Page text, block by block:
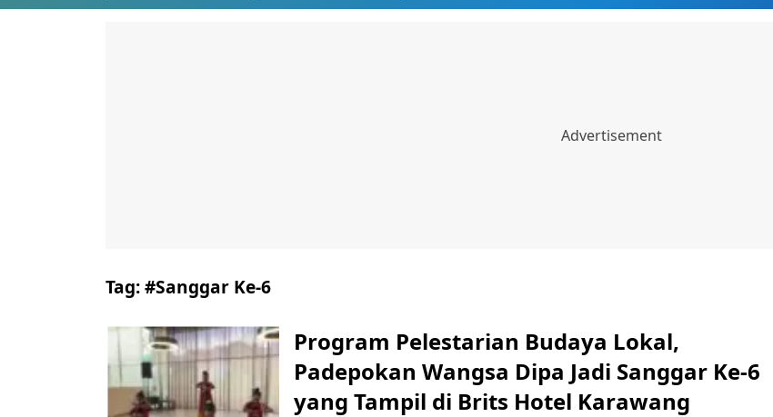
Tag:#Sanggar Ke-6
Program Pelestarian Budaya Lokal,
Padepokan Wangsa Dipa Jadi Sanggar Ke-6
yang Tampil di Brits Hotel Karawang